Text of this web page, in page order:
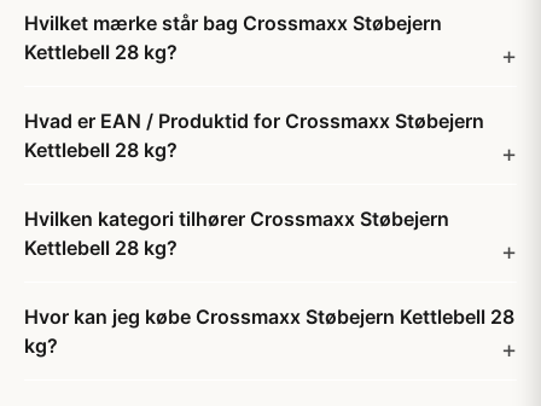
Hvilket mærke står bag Crossmaxx Støbejern
Kettlebell 28 kg?
Hvad er EAN / Produktid for Crossmaxx Støbejern
Kettlebell 28 kg?
Hvilken kategori tilhører Crossmaxx Støbejern
Kettlebell 28 kg?
Hvor kan jeg købe Crossmaxx Støbejern Kettlebell 28
kg?